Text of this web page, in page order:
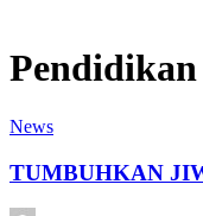
Pendidikan
News
TUMBUHKAN